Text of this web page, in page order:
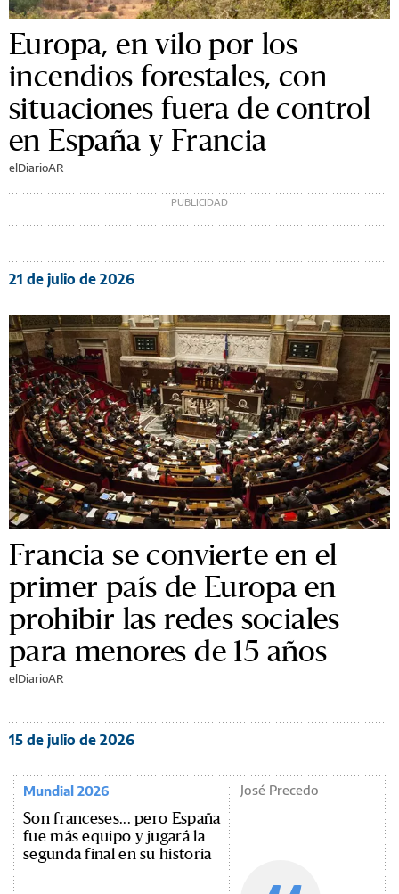
Europa, en vilo por los
incendios forestales, con
situaciones fuera de control
en España y Francia
elDiarioAR
21 de julio de 2026
Francia se convierte en el
primer país de Europa en
prohibir las redes sociales
para menores de 15 años
elDiarioAR
15 de julio de 2026
Mundial 2026
Son franceses... pero España
fue más equipo y jugará la
segunda final en su historia
José Precedo